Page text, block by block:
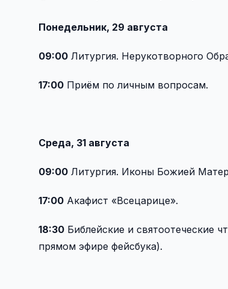
Понедельник, 29 августа
09:00 Литургия. Нерукотворного
17:00 Приём по личным вопросам.
Среда, 31 августа
09:00 Литургия. Иконы Божией
17:00 Акафист «Всецарице».
18:30 Библейские и святоотеческие
прямом эфире фейсбука).